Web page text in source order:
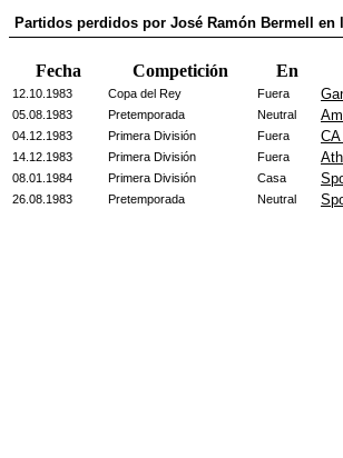
Partidos perdidos por José Ramón Bermell en
Fecha Competición En
12.10.1983 Copa del Rey Fuera
05.08.1983 Pretemporada Neutral
04.12.1983 Primera División Fuera
14.12.1983 Primera División Fuera
08.01.1984 Primera División Casa
26.08.1983 Pretemporada Neutral